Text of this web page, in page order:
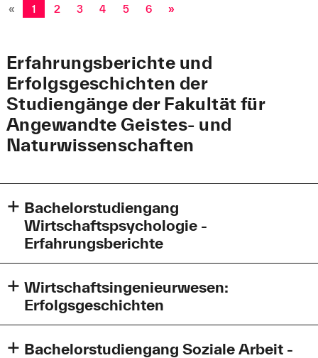
« 1 2 3 4 5 6 »
Erfahrungsberichte und
Erfolgsgeschichten der
Studiengänge der Fakultät für
Angewandte Geistes- und
Naturwissenschaften
Bachelorstudiengang
Wirtschaftspsychologie -
Erfahrungsberichte
Bachelorstudiengang
Wirtschaftspsychologie an
der Hochschule Augsburg
Wirtschaftsingenieurwesen:
Erfolgsgeschichten
Bachelorstudiengang Soziale Arbeit -